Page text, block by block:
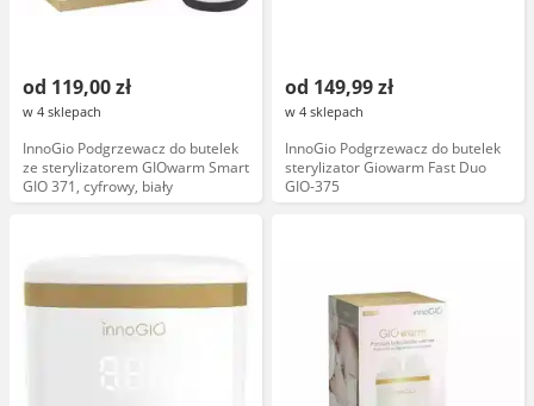
od 119,00 zł
w 4 sklepach
InnoGio Podgrzewacz do butelek
ze sterylizatorem GIOwarm Smart
GIO 371, cyfrowy, biały
od 149,99 zł
w 4 sklepach
InnoGio Podgrzewacz do butelek
sterylizator Giowarm Fast Duo
GIO-375